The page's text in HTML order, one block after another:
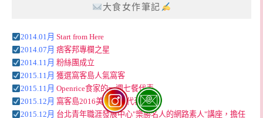
大食女作筆記
2014.01月 Start from Here
2014.07月 痞客邦專欄之星
2014.11月 粉絲團成立
2015.11月 獲選窩客島人氣窩客
2015.11月 Openrice食家的一週七餐代表
2015.12月 窩客島2016美味餐廳代表
2015.12月 台北青年職涯發展中心"樂勝名人的網路素人"講座，擔任